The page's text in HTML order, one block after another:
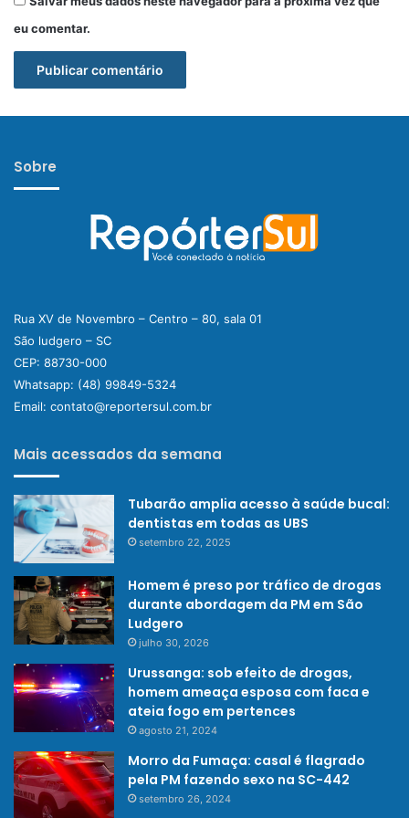
eu comentar.
Sobre
Rua XV de Novembro – Centro – 80, sala 01
São ludgero – SC
CEP: 88730-000
Whatsapp: (48) 99849-5324
Email: contato@reportersul.com.br
Mais acessados da semana
Tubarão amplia acesso à saúde bucal:
dentistas em todas as UBS
setembro 22, 2025
Homem é preso por tráfico de drogas
durante abordagem da PM em São
Ludgero
julho 30, 2026
Urussanga: sob efeito de drogas,
homem ameaça esposa com faca e
ateia fogo em pertences
agosto 21, 2024
Morro da Fumaça: casal é flagrado
pela PM fazendo sexo na SC-442
setembro 26, 2024